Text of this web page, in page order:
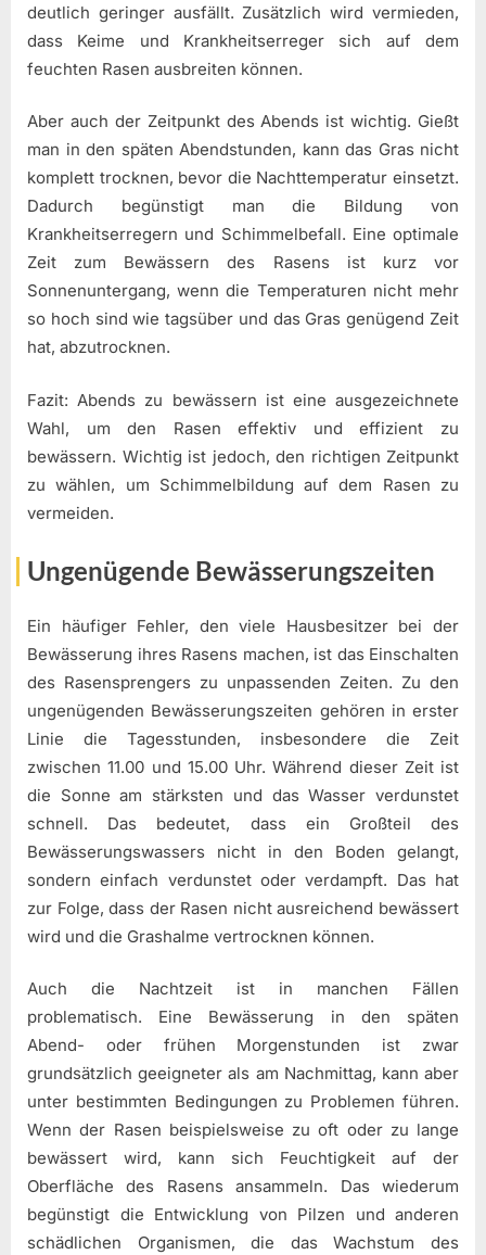
deutlich geringer ausfällt. Zusätzlich wird vermieden,
dass Keime und Krankheitserreger sich auf dem
feuchten Rasen ausbreiten können.
Aber auch der Zeitpunkt des Abends ist wichtig. Gießt
man in den späten Abendstunden, kann das Gras nicht
komplett trocknen, bevor die Nachttemperatur einsetzt.
Dadurch begünstigt man die Bildung von
Krankheitserregern und Schimmelbefall. Eine optimale
Zeit zum Bewässern des Rasens ist kurz vor
Sonnenuntergang, wenn die Temperaturen nicht mehr
so hoch sind wie tagsüber und das Gras genügend Zeit
hat, abzutrocknen.
Fazit: Abends zu bewässern ist eine ausgezeichnete
Wahl, um den Rasen effektiv und effizient zu
bewässern. Wichtig ist jedoch, den richtigen Zeitpunkt
zu wählen, um Schimmelbildung auf dem Rasen zu
vermeiden.
Ungenügende Bewässerungszeiten
Ein häufiger Fehler, den viele Hausbesitzer bei der
Bewässerung ihres Rasens machen, ist das Einschalten
des Rasensprengers zu unpassenden Zeiten. Zu den
ungenügenden Bewässerungszeiten gehören in erster
Linie die Tagesstunden, insbesondere die Zeit
zwischen 11.00 und 15.00 Uhr. Während dieser Zeit ist
die Sonne am stärksten und das Wasser verdunstet
schnell. Das bedeutet, dass ein Großteil des
Bewässerungswassers nicht in den Boden gelangt,
sondern einfach verdunstet oder verdampft. Das hat
zur Folge, dass der Rasen nicht ausreichend bewässert
wird und die Grashalme vertrocknen können.
Auch die Nachtzeit ist in manchen Fällen
problematisch. Eine Bewässerung in den späten
Abend- oder frühen Morgenstunden ist zwar
grundsätzlich geeigneter als am Nachmittag, kann aber
unter bestimmten Bedingungen zu Problemen führen.
Wenn der Rasen beispielsweise zu oft oder zu lange
bewässert wird, kann sich Feuchtigkeit auf der
Oberfläche des Rasens ansammeln. Das wiederum
begünstigt die Entwicklung von Pilzen und anderen
schädlichen Organismen, die das Wachstum des